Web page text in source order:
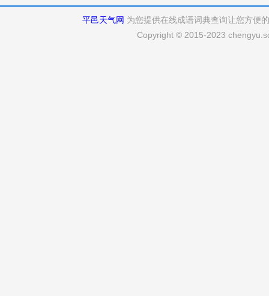
平邑天气网 为您提供在线成语词典查询让您方便
Copyright © 2015-2023